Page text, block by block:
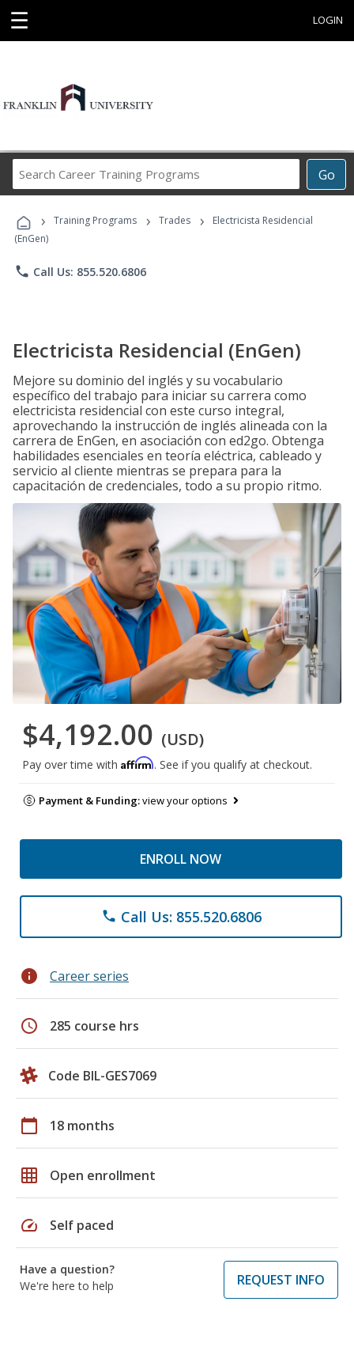
☰ LOGIN
Go
Career
Programs
› Training Programs › Trades ›
Electricista Residencial
(EnGen)
phone Call Us: 855.520.6806
Electricista Residencial (EnGen)
Mejore su dominio del inglés y su vocabulario
específico del trabajo para iniciar su carrera como
electricista residencial con este curso integral,
aprovechando la instrucción de inglés alineada con la
carrera de EnGen, en asociación con ed2go. Obtenga
habilidades esenciales en teoría eléctrica, cableado y
servicio al cliente mientras se prepara para la
capacitación de credenciales, todo a su propio ritmo.
$4,192.00 (USD)
Pay over time with Affirm. See if you qualify at checkout.
Payment & Funding:view your options
ENROLL NOW
phone Call Us: 855.520.6806
info Career series
schedule 285 course hrs
Code BIL-GES7069
calendar_today 18 months
grid_on Open enrollment
speed Self paced
Have a question?
We're here to help
REQUEST INFO